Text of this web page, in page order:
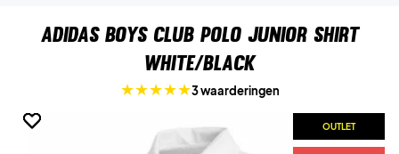
Adidas Boys Club Polo Junior Shirt
White/Black
3 waarderingen
OUTLET
OUTLET
OUTLET